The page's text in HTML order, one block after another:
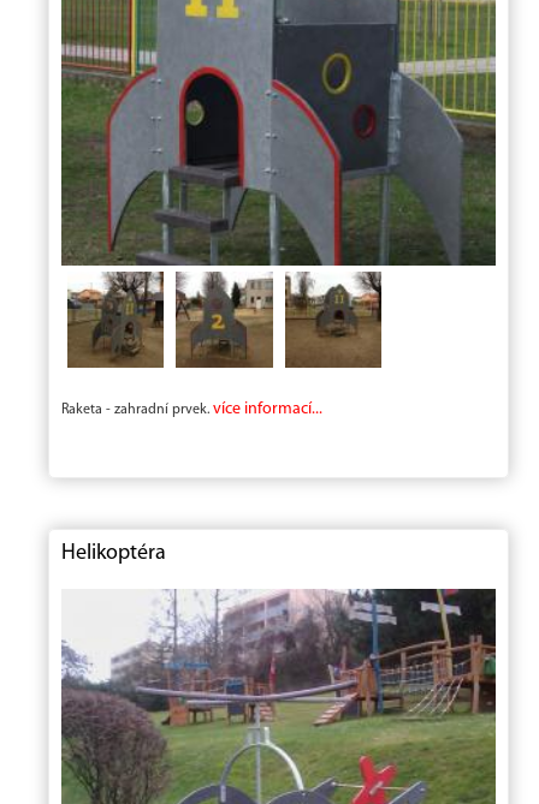
Raketa - zahradní prvek. více informací...
Helikoptéra